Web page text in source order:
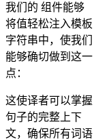
我们的 组件能够
将值轻松注入模板
字符串中，使我们
能够确切做到这一
点：
这使译者可以掌握
句子的完整上下
文，确保所有词语